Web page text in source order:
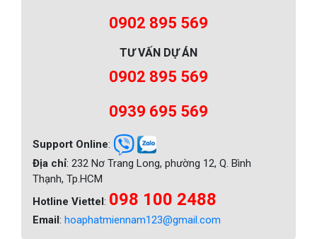
0902 895 569
TƯ VẤN DỰ ÁN
0902 895 569
0939 695 569
Support Online:
Địa chỉ: 232 Nơ Trang Long, phường 12, Q. Bình
Thạnh, Tp.HCM
Hotline Viettel: 098 100 2488
Email: hoaphatmiennam123@gmail.com